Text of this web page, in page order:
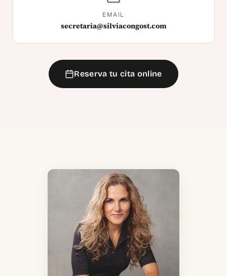
EMAIL
secretaria@silviacongost.com
Reserva tu cita online